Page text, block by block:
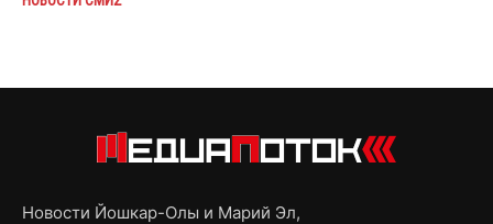
Новости Йошкар-Олы и Марий Эл,